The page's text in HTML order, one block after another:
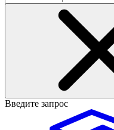
Введите запрос